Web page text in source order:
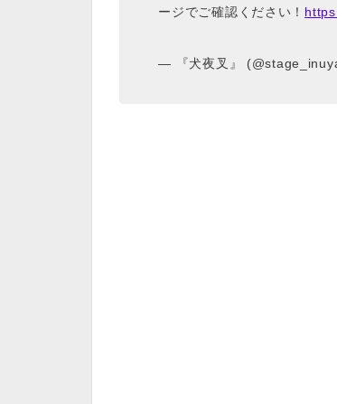
ージでご確認ください！
— 『犬夜叉』